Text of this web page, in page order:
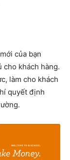
của bạn
cho khách hàng.
làm cho khách
quyết định